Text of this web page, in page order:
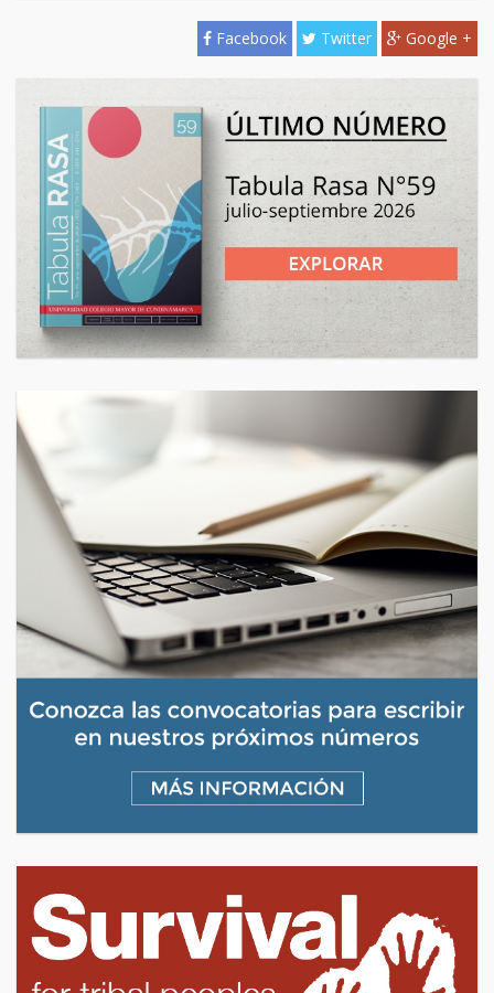
Facebook Twitter Google +